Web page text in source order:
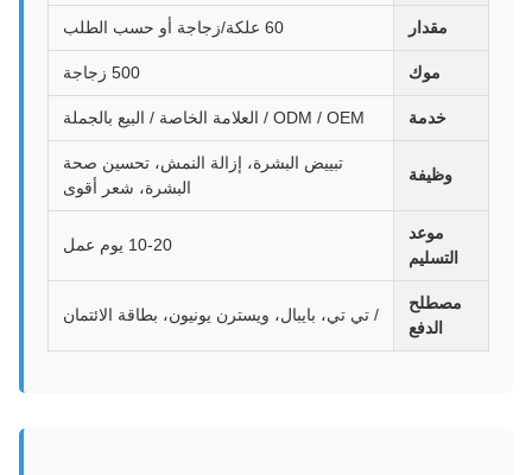
مقدار 60 علكة/زجاجة أو حسب الطلب
موك 500 زجاجة
خدمة ODM / OEM / العلامة الخاصة / البيع بالجملة
وظيفة
تبييض البشرة، إزالة النمش، تحسين صحة
البشرة، شعر أقوى
موعد
التسليم
10-20 يوم عمل
مصطلح
الدفع
/ تي تي، بايبال، ويسترن يونيون، بطاقة الائتمان